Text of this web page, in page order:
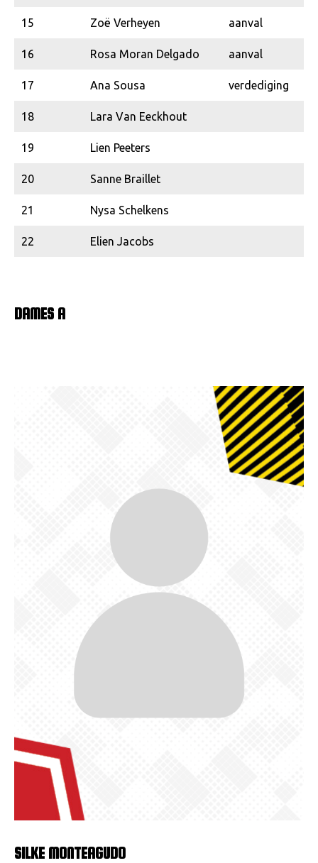
15 Zoë Verheyen aanval
16 Rosa Moran Delgado aanval
17 Ana Sousa verdediging
18 Lara Van Eeckhout
19 Lien Peeters
20 Sanne Braillet
21 Nysa Schelkens
22 Elien Jacobs
DAMES A
SILKE MONTEAGUDO